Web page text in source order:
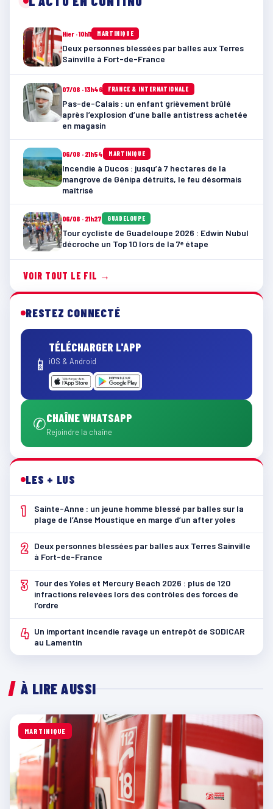
Hier · 10h11 MARTINIQUE
Deux personnes blessées par balles aux Terres
Sainville à Fort-de-France
07/08 · 13h46 FRANCE & INTERNATIONALE
Pas-de-Calais : un enfant grièvement brûlé
après l’explosion d’une balle antistress achetée
en magasin
06/08 · 21h54 MARTINIQUE
Incendie à Ducos : jusqu’à 7 hectares de la
mangrove de Génipa détruits, le feu désormais
maîtrisé
06/08 · 21h27 GUADELOUPE
Tour cycliste de Guadeloupe 2026 : Edwin Nubul
décroche un Top 10 lors de la 7ᵉ étape
VOIR TOUT LE FIL →
RESTEZ CONNECTÉ
📱
TÉLÉCHARGER L'APP
iOS & Android
✆CHAÎNE WHATSAPP
Rejoindre la chaîne
LES + LUS
1
Sainte-Anne : un jeune homme blessé par balles sur la
plage de l’Anse Moustique en marge d’un after yoles
2
Deux personnes blessées par balles aux Terres Sainville
à Fort-de-France
3
Tour des Yoles et Mercury Beach 2026 : plus de 120
infractions relevées lors des contrôles des forces de
l’ordre
4 Un important incendie ravage un entrepôt de SODICAR
au Lamentin
À LIRE AUSSI
MARTINIQUE